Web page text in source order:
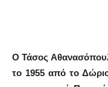
ΟΤάσος
το 1955 από το